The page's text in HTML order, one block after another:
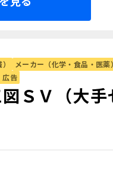
メーカー（化学・食品・医薬）
広告
ＳＶ（大手